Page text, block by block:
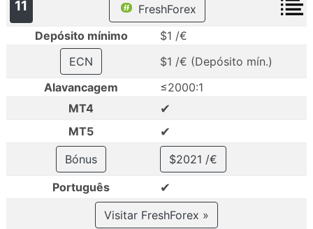
11
FreshForex
Depósito mínimo
$1 /€
ECN
$1 /€ (Depósito mín.)
Alavancagem
≤2000:1
MT4
✔
MT5 ✔
Bónus
$2021 /€
Português
✔
Visitar FreshForex »